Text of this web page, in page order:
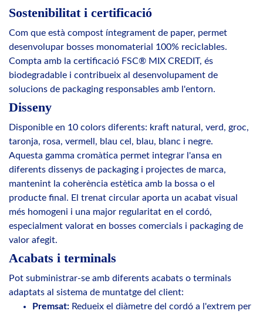
Sostenibilitat i certificació
Com que està compost íntegrament de paper, permet
desenvolupar bosses monomaterial 100% reciclables.
Compta amb la certificació FSC® MIX CREDIT, és
biodegradable i contribueix al desenvolupament de
solucions de packaging responsables amb l'entorn.
Disseny
Disponible en 10 colors diferents: kraft natural, verd, groc,
taronja, rosa, vermell, blau cel, blau, blanc i negre.
Aquesta gamma cromàtica permet integrar l'ansa en
diferents dissenys de packaging i projectes de marca,
mantenint la coherència estètica amb la bossa o el
producte final. El trenat circular aporta un acabat visual
més homogeni i una major regularitat en el cordó,
especialment valorat en bosses comercials i packaging de
valor afegit.
Acabats i terminals
Pot subministrar-se amb diferents acabats o terminals
adaptats al sistema de muntatge del client:
Premsat: Redueix el diàmetre del cordó a l'extrem per